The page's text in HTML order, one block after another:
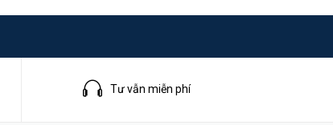
Tư vẫn miễn phí